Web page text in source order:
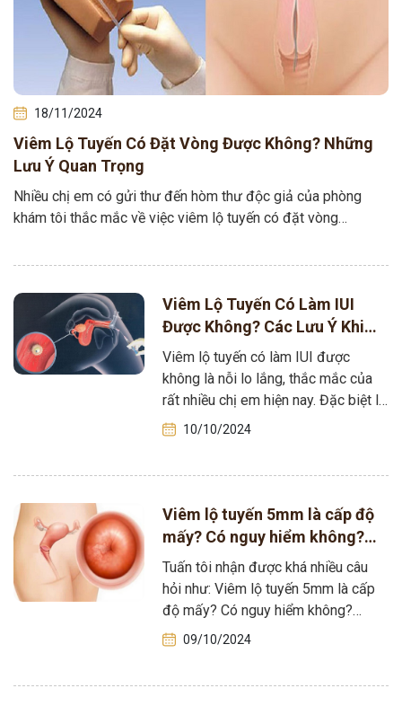
18/11/2024
Viêm Lộ Tuyến Có Đặt Vòng Được Không? Những
Lưu Ý Quan Trọng
Nhiều chị em có gửi thư đến hòm thư độc giả của phòng
khám tôi thắc mắc về việc viêm lộ tuyến có đặt vòng…
Viêm Lộ Tuyến Có Làm IUI
Được Không? Các Lưu Ý Khi
Thực Hiện
Viêm lộ tuyến có làm IUI được
không là nỗi lo lắng, thắc mắc của
rất nhiều chị em hiện nay. Đặc biệt là
khi…10/10/2024
Viêm lộ tuyến 5mm là cấp độ
mấy? Có nguy hiểm không?
[Tìm hiểu ngay]
Tuấn tôi nhận được khá nhiều câu
hỏi như: Viêm lộ tuyến 5mm là cấp
độ mấy? Có nguy hiểm không?
Nhận thấy chị em…
09/10/2024